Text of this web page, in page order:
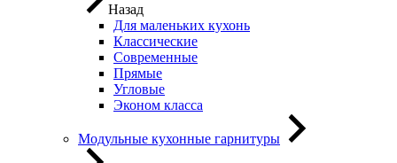
Назад
Для маленьких кухонь
Классические
Современные
Прямые
Угловые
Эконом класса
Модульные кухонные гарнитуры